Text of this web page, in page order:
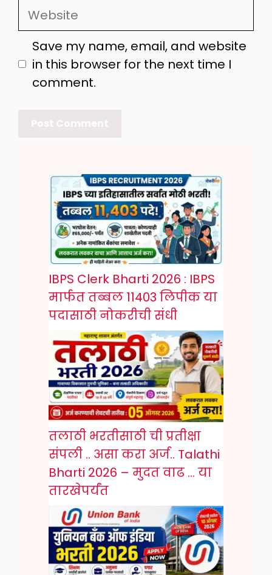
Website
Save my name, email, and website
in this browser for the next time I
comment.
IBPS Clerk Bharti 2026 : IBPS
मार्फत तब्बल 11403 लिपीक या
पदासाठी नोकरीची संधी
तलाठी भरतीसाठी ची प्रतीक्षा
संपली .. असा करा अर्ज.. Talathi
Bharti 2026 – मुदत वाढ … या
तारखेपर्यंत